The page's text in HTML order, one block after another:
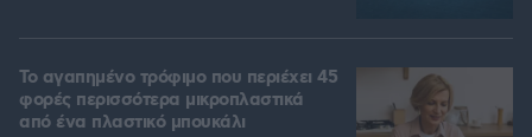
Το αγαπημένο τρόφιμο που περιέχει 45
φορές περισσότερα μικροπλαστικά
από ένα πλαστικό μπουκάλι